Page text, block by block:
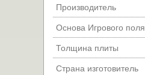
Производитель
Основа Игрового поля
Толщина плиты
Страна изготовитель